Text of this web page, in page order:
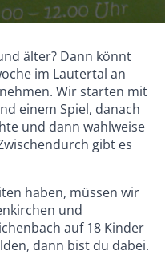
älter? Dann könnt
im Lautertal an
Wir starten mit
einem Spiel, danach
und dann wahlweise
gibt es
haben, müssen wir
und
auf 18 Kinder
dann bist du dabei.